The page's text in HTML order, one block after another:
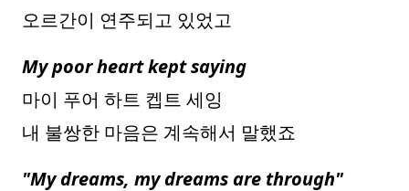
오르간이 연주되고 있었고
My poor heart kept saying
마이 푸어 하트 켑트 세잉
내 불쌍한 마음은 계속해서 말했죠
"My dreams, my dreams are through"